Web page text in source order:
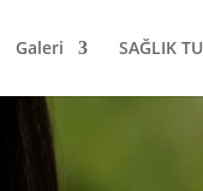
Galeri SAĞLIK